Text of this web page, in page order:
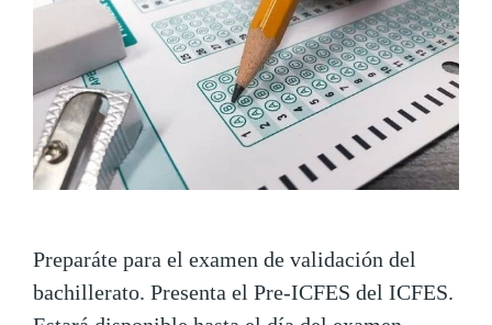
Preparáte para el examen de validación del
bachillerato. Presenta el Pre-ICFES del ICFES.